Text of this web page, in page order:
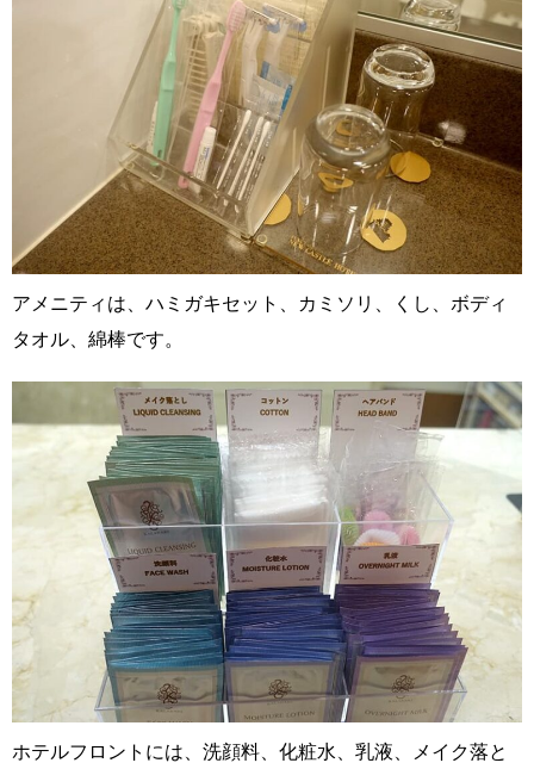
アメニティは、ハミガキセット、カミソリ、くし、ボディ
タオル、綿棒です。
ホテルフロントには、洗顔料、化粧水、乳液、メイク落と